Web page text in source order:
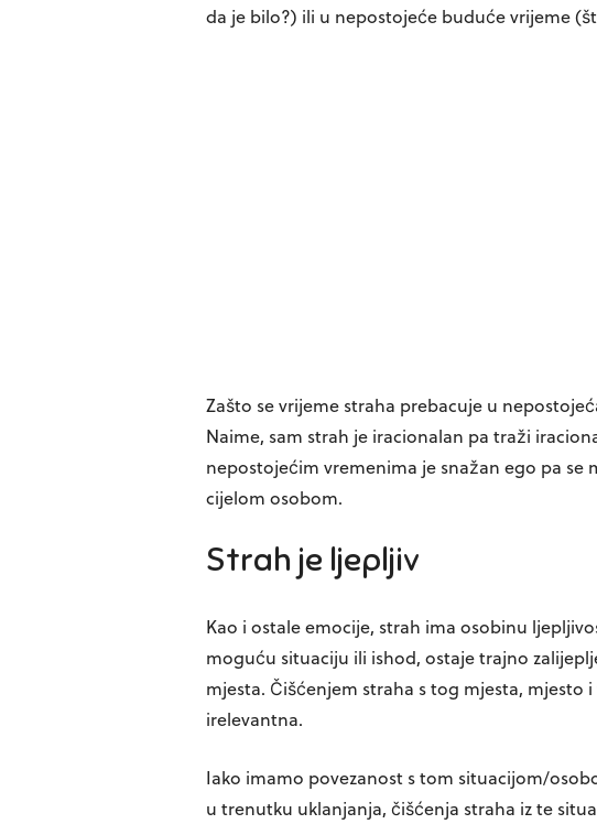
da je bilo?) ili u nepostojeće buduće vrijeme
Zašto se vrijeme straha prebacuje u
Naime, sam strah je iracionalan pa traži
nepostojećim vremenima je snažan ego pa
cijelom osobom.
Strah je ljepljiv
Kao i ostale emocije, strah ima osobinu
moguću situaciju ili ishod, ostaje trajno
mjesta. Čišćenjem straha s tog mjesta,
irelevantna.
Iako imamo povezanost s tom situacijom/
u trenutku uklanjanja, čišćenja straha iz te